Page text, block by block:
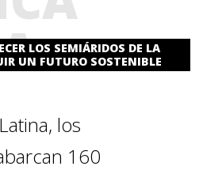
LOS SEMIÁRIDOS DE LA
UN FUTURO SOSTENIBLE
los
160